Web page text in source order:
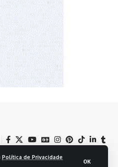
Política de Privacidade
OK